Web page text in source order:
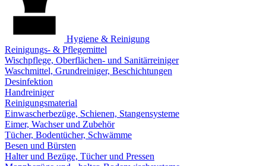
Hygiene & Reinigung
Reinigungs- & Pflegemittel
Wischpflege, Oberflächen- und Sanitärreiniger
Waschmittel, Grundreiniger, Beschichtungen
Desinfektion
Handreiniger
Reinigungsmaterial
Einwascherbezüge, Schienen, Stangensysteme
Eimer, Wachser und Zubehör
Tücher, Bodentücher, Schwämme
Besen und Bürsten
Halter und Bezüge, Tücher und Pressen